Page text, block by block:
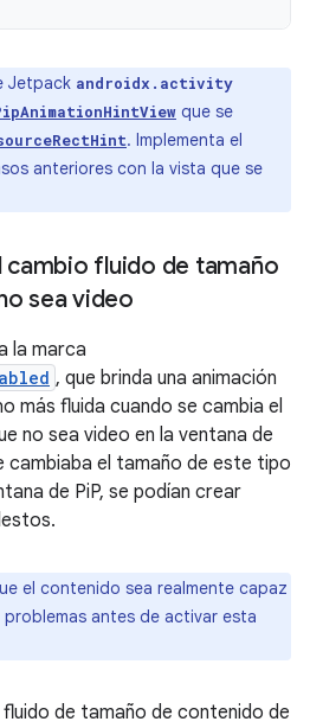
Jetpack androidx.activity
que se
. Implementa el
anteriores con la vista que se
cambio fluido de tamaño
sea video
la marca
, que brinda una animación
más fluida cuando se cambia el
no sea video en la ventana de
cambiaba el tamaño de este tipo
de PiP, se podían crear
el contenido sea realmente capaz
antes de activar esta
de tamaño de contenido de